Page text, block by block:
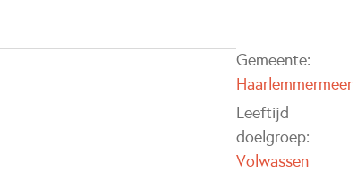
Gemeente:
Haarlemmermeer
Leeftijd
doelgroep:
Volwassen